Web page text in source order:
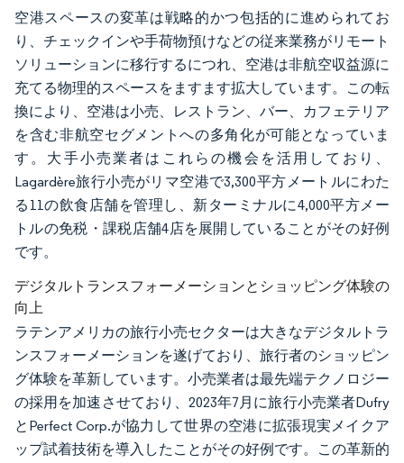
空港スペースの変革は戦略的かつ包括的に進められてお
り、チェックインや手荷物預けなどの従来業務がリモート
ソリューションに移行するにつれ、空港は非航空収益源に
充てる物理的スペースをますます拡大しています。この転
換により、空港は小売、レストラン、バー、カフェテリア
を含む非航空セグメントへの多角化が可能となっていま
す。大手小売業者はこれらの機会を活用しており、
Lagardère旅行小売がリマ空港で3,300平方メートルにわた
る11の飲食店舗を管理し、新ターミナルに4,000平方メー
トルの免税・課税店舗4店を展開していることがその好例
です。
デジタルトランスフォーメーションとショッピング体験の
向上
ラテンアメリカの旅行小売セクターは大きなデジタルトラ
ンスフォーメーションを遂げており、旅行者のショッピン
グ体験を革新しています。小売業者は最先端テクノロジー
の採用を加速させており、2023年7月に旅行小売業者Dufry
とPerfect Corp.が協力して世界の空港に拡張現実メイクア
ップ試着技術を導入したことがその好例です。この革新的